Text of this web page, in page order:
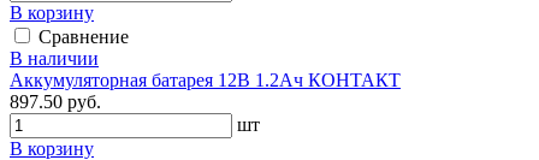
В корзину
Сравнение
В наличии
Аккумуляторная батарея 12В 1.2Ач КОНТАКТ
897.50 руб.
шт
В корзину